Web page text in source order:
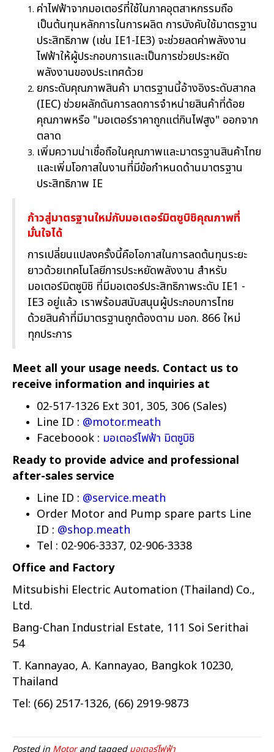
ค่าไฟฟ้าจากมอเตอร์ที่ใช้ในภาคอุตสาหกรรมถือ
เป็นต้นทุนหลักการในการผลิต การบังคับใช้มาตรฐาน
ประสิทธิภาพ (เช่น IE1-IE3) จะช่วยลดค่าพลังงาน
ไฟฟ้าให้ผู้ประกอบการและเป็นการช่วยประหยัด
พลังงานของประเทศด้วย
ยกระดับคุณภาพสินค้า มาตรฐานนี้อ้างอิงระดับสากล
(IEC) ช่วยผลักดันการลดการจำหน่ายสินค้าที่ด้อย
คุณภาพหรือ "มอเตอร์ราคาถูกแต่กินไฟสูง" ออกจาก
ตลาด
เพิ่มความน่าเชื่อถือในคุณภาพและมาตรฐานสินค้าไทย
และเพิ่มโอกาสในงานที่มีข้อกำหนดด้านมาตรฐาน
ประสิทธิภาพ IE
ก้าวสู่มาตรฐานใหม่กับมอเตอร์มิตซูบิชิคุณภาพที่
มั่นใจได้
การเปลี่ยนแปลงครั้งนี้คือโอกาสในการลดต้นทุนระยะ
ยาวด้วยเทคโนโลยีการประหยัดพลังงาน สำหรับ
มอเตอร์มิตซูบิชิ ที่มีมอเตอร์ประสิทธิภาพระดับ IE1 -
IE3 อยู่แล้ว เราพร้อมสนับสนุนผู้ประกอบการไทย
ด้วยสินค้าที่มีมาตรฐานถูกต้องตาม มอก. 866 ใหม่
ทุกประการ
Meet all your usage needs. Contact us to
receive information and inquiries at
02-517-1326 Ext 301, 305, 306 (Sales)
Line ID : @motor.meath
Faceboook : มอเตอร์ไฟฟ้า มิตซูบิชิ
Ready to provide advice and professional
after-sales service
Line ID : @service.meath
Order Motor and Pump spare parts Line
ID : @shop.meath
Tel : 02-906-3337, 02-906-3338
Office and Factory
Mitsubishi Electric Automation (Thailand) Co.,
Ltd.
Bang-Chan Industrial Estate, 111 Soi Serithai
54
T. Kannayao, A. Kannayao, Bangkok 10230,
Thailand
Tel: (66) 2517-1326, (66) 2919-9873